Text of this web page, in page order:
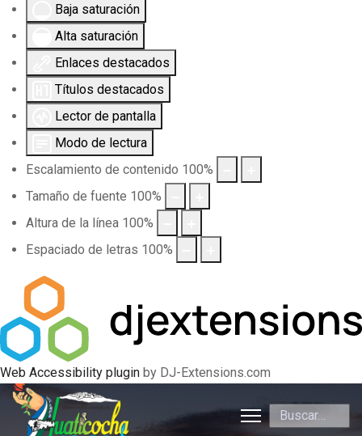
Baja saturación
Alta saturación
Enlaces destacados
Títulos destacados
Lector de pantalla
Modo de lectura
Escalamiento de contenido 100%
Tamaño de fuente 100%
Altura de la línea 100%
Espaciado de letras 100%
Web Accessibility plugin by DJ-Extensions.com
Buscar